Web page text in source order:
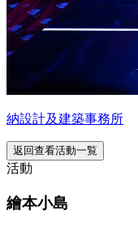
納設計及建築事務所
返回查看活動一覧
活動
繪本小島